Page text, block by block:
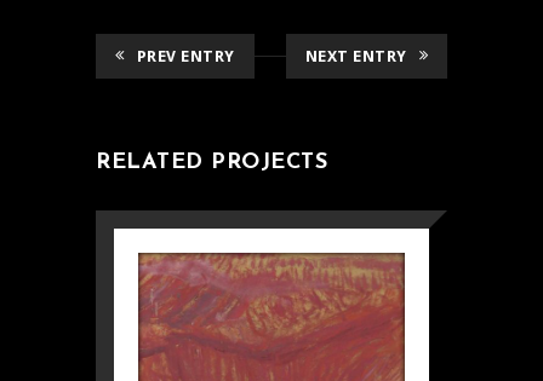
PREV ENTRY NEXT ENTRY
RELATED PROJECTS